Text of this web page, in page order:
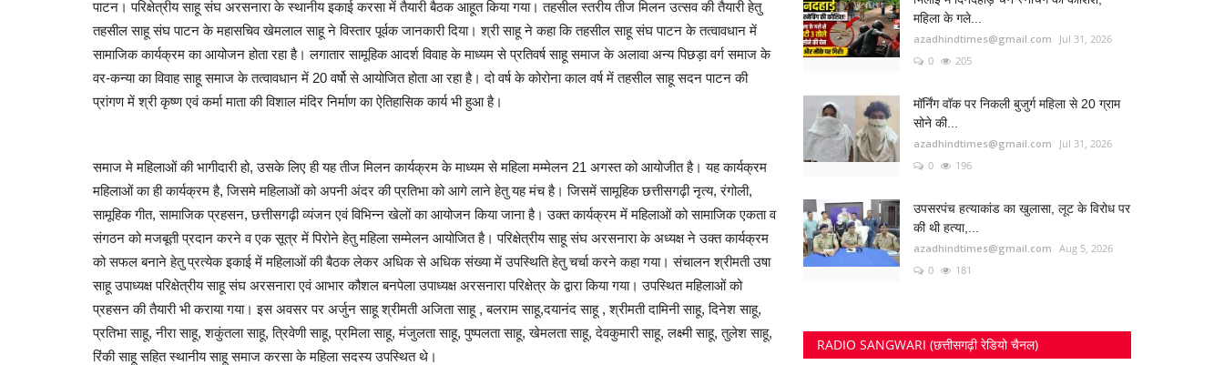
पाटन। परिक्षेत्रीय साहू संघ अरसनारा के स्थानीय इकाई करसा में तैयारी बैठक आहूत किया गया। तहसील स्तरीय तीज मिलन उत्सव की तैयारी हेतु
तहसील साहू संघ पाटन के महासचिव खेमलाल साहू ने विस्तार पूर्वक जानकारी दिया। श्री साहू ने कहा कि तहसील साहू संघ पाटन के तत्वावधान में
सामाजिक कार्यक्रम का आयोजन होता रहा है। लगातार सामूहिक आदर्श विवाह के माध्यम से प्रतिवर्ष साहू समाज के अलावा अन्य पिछड़ा वर्ग समाज के
वर-कन्या का विवाह साहू समाज के तत्वावधान में 20 वर्षो से आयोजित होता आ रहा है। दो वर्ष के कोरोना काल वर्ष में तहसील साहू सदन पाटन की
प्रांगण में श्री कृष्ण एवं कर्मा माता की विशाल मंदिर निर्माण का ऐतिहासिक कार्य भी हुआ है।
समाज मे महिलाओं की भागीदारी हो, उसके लिए ही यह तीज मिलन कार्यक्रम के माध्यम से महिला मम्मेलन 21 अगस्त को आयोजीत है। यह कार्यक्रम
महिलाओं का ही कार्यक्रम है, जिसमे महिलाओं को अपनी अंदर की प्रतिभा को आगे लाने हेतु यह मंच है। जिसमें सामूहिक छत्तीसगढ़ी नृत्य, रंगोली,
सामूहिक गीत, सामाजिक प्रहसन, छत्तीसगढ़ी व्यंजन एवं विभिन्न खेलों का आयोजन किया जाना है। उक्त कार्यक्रम में महिलाओं को सामाजिक एकता व
संगठन को मजबूती प्रदान करने व एक सूत्र में पिरोने हेतु महिला सम्मेलन आयोजित है। परिक्षेत्रीय साहू संघ अरसनारा के अध्यक्ष ने उक्त कार्यक्रम
को सफल बनाने हेतु प्रत्येक इकाई में महिलाओं की बैठक लेकर अधिक से अधिक संख्या में उपस्थिति हेतु चर्चा करने कहा गया। संचालन श्रीमती उषा
साहू उपाध्यक्ष परिक्षेत्रीय साहू संघ अरसनारा एवं आभार कौशल बनपेला उपाध्यक्ष अरसनारा परिक्षेत्र के द्वारा किया गया। उपस्थित महिलाओं को
प्रहसन की तैयारी भी कराया गया। इस अवसर पर अर्जुन साहू श्रीमती अजिता साहू , बलराम साहू,दयानंद साहू , श्रीमती दामिनी साहू, दिनेश साहू,
प्रतिभा साहू, नीरा साहू, शकुंतला साहू, त्रिवेणी साहू, प्रमिला साहू, मंजुलता साहू, पुष्पलता साहू, खेमलता साहू, देवकुमारी साहू, लक्ष्मी साहू, तुलेश साहू,
रिंकी साहू सहित स्थानीय साहू समाज करसा के महिला सदस्य उपस्थित थे।
महिला के गले...
azadhindtimes@gmail.com
Jul 31, 2026
0
205
मॉर्निंग वॉक पर निकली बुजुर्ग महिला से 20 ग्राम
सोने की...
azadhindtimes@gmail.com
Jul 31, 2026
0
196
उपसरपंच हत्याकांड का खुलासा, लूट के विरोध पर
की थी हत्या,...
azadhindtimes@gmail.com Aug 5, 2026
0
181
RADIO SANGWARI (छत्तीसगढ़ी रेडियो चैनल)